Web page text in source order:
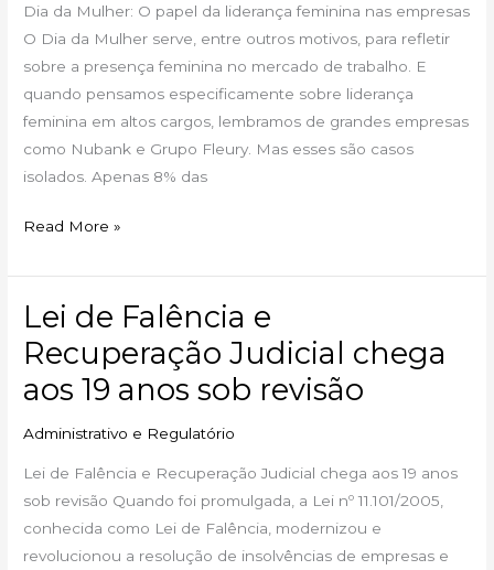
Dia da Mulher: O papel da liderança feminina nas empresas
O Dia da Mulher serve, entre outros motivos, para refletir
sobre a presença feminina no mercado de trabalho. E
quando pensamos especificamente sobre liderança
feminina em altos cargos, lembramos de grandes empresas
como Nubank e Grupo Fleury. Mas esses são casos
isolados. Apenas 8% das
liderança
feminina
nas
empresas
Read More »
Lei de Falência e
Recuperação Judicial chega
aos 19 anos sob revisão
Administrativo e Regulatório
Lei de Falência e Recuperação Judicial chega aos 19 anos
sob revisão Quando foi promulgada, a Lei nº 11.101/2005,
conhecida como Lei de Falência, modernizou e
revolucionou a resolução de insolvências de empresas e
Lei
de
Falência
e
chega
aos
19
anos